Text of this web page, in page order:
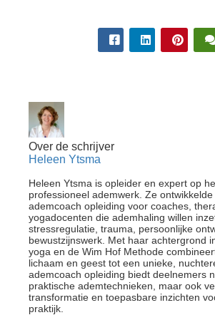
Over de schrijver
Heleen Ytsma
Heleen Ytsma is opleider en expert op
professioneel ademwerk. Ze
ademcoach opleiding voor coaches,
yogadocenten die ademhaling willen
stressregulatie, trauma, persoonlijke
bewustzijnswerk. Met haar achtergrond
yoga en de Wim Hof Methode
lichaam en geest tot een unieke,
ademcoach opleiding biedt deelnemers
praktische ademtechnieken, maar ook
transformatie en toepasbare inzichten
praktijk.